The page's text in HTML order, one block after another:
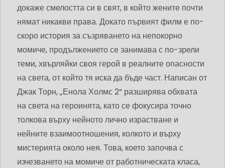
докаже смелостта си в свят, в който жените почти
нямат никакви права. Докато първият филм е по-
скоро история за съзряването на непокорно
момиче, продължението се занимава с по-зрели
теми, хвърляйки своя герой в реалните опасности
на света, от който тя иска да бъде част. Написан от
Джак Торн, „Енола Холмс 2“ разширява обхвата
на света на героинята, като се фокусира точно
толкова върху нейното лично израстване и
нейните взаимоотношения, колкото и върху
мистерията около нея. Това, което започва с
изчезването на момиче от работническата класа,